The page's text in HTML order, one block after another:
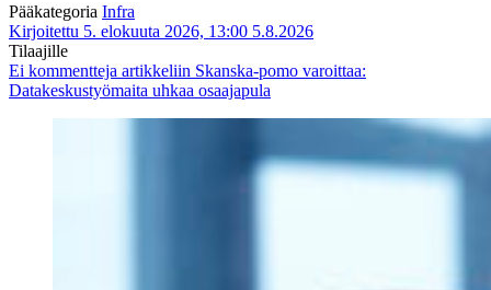
Pääkategoria Infra
Kirjoitettu 5. elokuuta 2026, 13:00 5.8.2026
Tilaajille
Ei kommentteja artikkeliin Skanska-pomo varoittaa:
Datakeskustyömaita uhkaa osaajapula